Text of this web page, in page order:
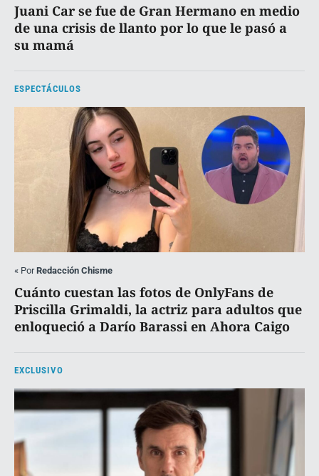
Juani Car se fue de Gran Hermano en medio
de una crisis de llanto por lo que le pasó a
su mamá
ESPECTÁCULOS
« PorRedacción Chisme
Cuánto cuestan las fotos de OnlyFans de
Priscilla Grimaldi, la actriz para adultos que
enloqueció a Darío Barassi en Ahora Caigo
EXCLUSIVO